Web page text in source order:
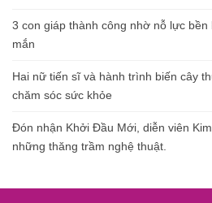
3 con giáp thành công nhờ nỗ lực
mắn
Hai nữ tiến sĩ và hành trình biến cây
chăm sóc sức khỏe
Đón nhận Khởi Đầu Mới, diễn viên
những thăng trầm nghệ thuật.